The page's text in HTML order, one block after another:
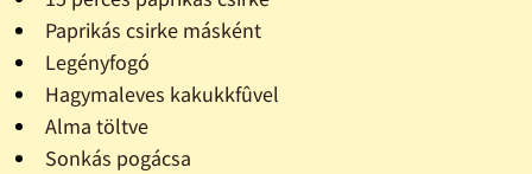
Paprikás csirke másként
Legényfogó
Hagymaleves kakukkfûvel
Alma töltve
Sonkás pogácsa